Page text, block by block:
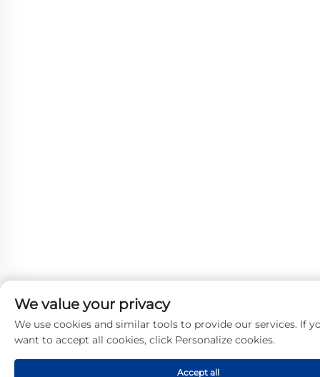
We value your privacy
We use cookies and similar tools to provide our services. If
want to accept all cookies, click Personalize cookies.
Accept all